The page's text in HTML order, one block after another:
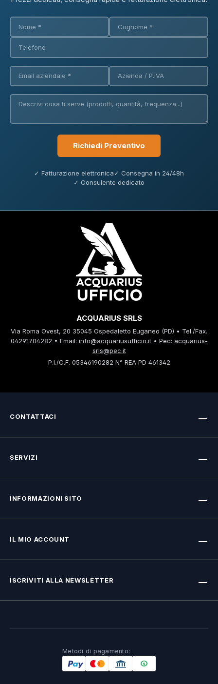
Richiedi Preventivo
✓ Fatturazione elettronica✓ Consegna in 24/48h
✓ Consulente dedicato
ACQUARIUS SRLS
Via Roma Ovest, 20 35045 Ospedaletto Euganeo (PD) • Tel./Fax.
04291704282 • Email: info@acquariusufficio.it• Pec: acquarius-
srls@pec.it
P.I./C.F. 05346190282 N° REA PD 461342
CONTATTACI
SERVIZI
INFORMAZIONI SITO
IL MIO ACCOUNT
ISCRIVITI ALLA NEWSLETTER
Metodi di pagamento: